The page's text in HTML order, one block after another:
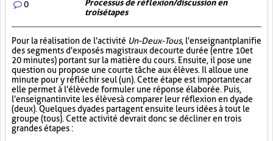
0
Processus de réflexion/discussion en
trois étapes
Pour la réalisation de l'activité Un-Deux-Tous, l'enseignant planifie
des segments d'exposés magistraux de courte durée (entre 10 et
20 minutes) portant sur la matière du cours. Ensuite, il pose une
question ou propose une courte tâche aux élèves. Il alloue une
minute pour y réfléchir seul (un). Cette étape est importante car
elle permet à l'élève de formuler une réponse élaborée. Puis,
l'enseignant invite les élèves à comparer leur réflexion en dyade
(deux). Quelques dyades partagent ensuite leurs idées à tout le
groupe (tous). Cette activité devrait donc se décliner en trois
grandes étapes :